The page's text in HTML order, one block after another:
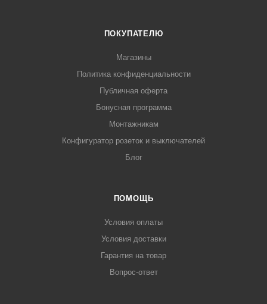
ПОКУПАТЕЛЮ
Магазины
Политика конфиденциальности
Публичная оферта
Бонусная программа
Монтажникам
Конфигуратор розеток и выключателей
Блог
ПОМОЩЬ
Условия оплаты
Условия доставки
Гарантия на товар
Вопрос-ответ